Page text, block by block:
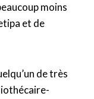
moins
et de
de très